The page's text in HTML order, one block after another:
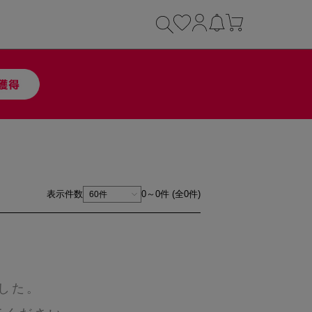
表示件数 0～0件 (全0件)
た。